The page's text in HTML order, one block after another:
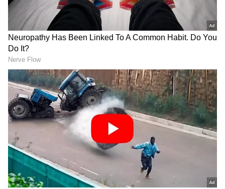
2
4
Image Credit :Google
180 கிமீ வரை ரேஞ்ச்
Keeway Hypevolt-R-ல் 5.04 kWh NMC பேட்டரி
வழங்கப்பட்டுள்ளது. நிறுவனம் கூறும் IDC